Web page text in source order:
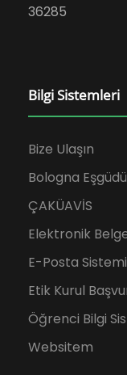
36285
Bilgi Sistemleri
Bize Ulaşın
Bologna
ÇAKÜAVİS
Elektronik
E-Posta Sistemi
Etik Kurul
Öğrenci Bilgi
Websitem